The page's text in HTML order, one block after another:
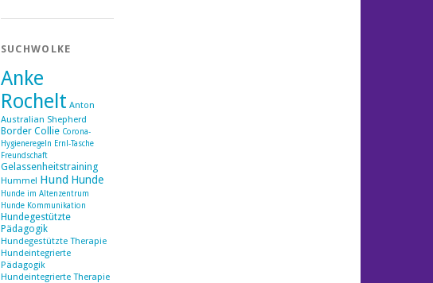
SUCHWOLKE
Anke
Rochelt Anton
Australian Shepherd
Border Collie Corona-
Hygieneregeln Ernl-Tasche
Freundschaft
Gelassenheitstraining
Hummel Hund Hunde
Hunde im Altenzentrum
Hunde Kommunikation
Hundegestützte
Pädagogik
Hundegestützte Therapie
Hundeintegrierte
Pädagogik
Hundeintegrierte Therapie